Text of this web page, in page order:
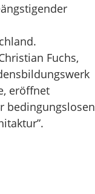
Fuchs,
eröffnet
bedingungslosen